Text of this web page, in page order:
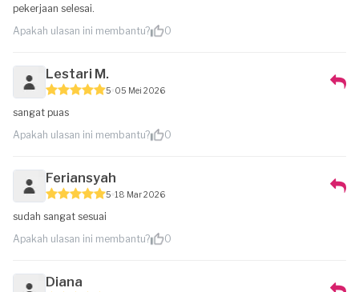
pekerjaan selesai.
Apakah ulasan ini membantu?
0
Lestari M.
5 05 Mei 2026
sangat puas
Apakah ulasan ini membantu?
0
Feriansyah
5 18 Mar 2026
sudah sangat sesuai
Apakah ulasan ini membantu?
0
Diana